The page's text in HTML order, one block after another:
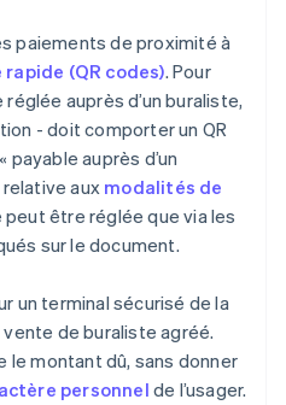
paiements de proximité à
(QR codes). Pour
auprès d’un buraliste,
- doit comporter un QR
payable auprès d’un
aux modalités de
peut être réglée que via les
sur le document.
un terminal sécurisé de la
vente de buraliste agréé.
le montant dû, sans donner
personnel de l’usager.